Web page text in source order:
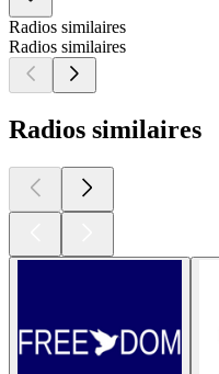
Radios similaires
Radios similaires
Radios similaires